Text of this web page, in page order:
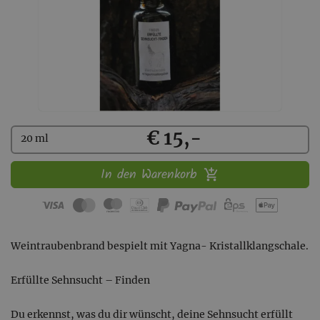
Kaufen
20 ml € 15,-
In den Warenkorb
Weintraubenbrand bespielt mit Yagna- Kristallklangschale.
Erfüllte Sehnsucht – Finden
Du erkennst, was du dir wünscht, deine Sehnsucht erfüllt